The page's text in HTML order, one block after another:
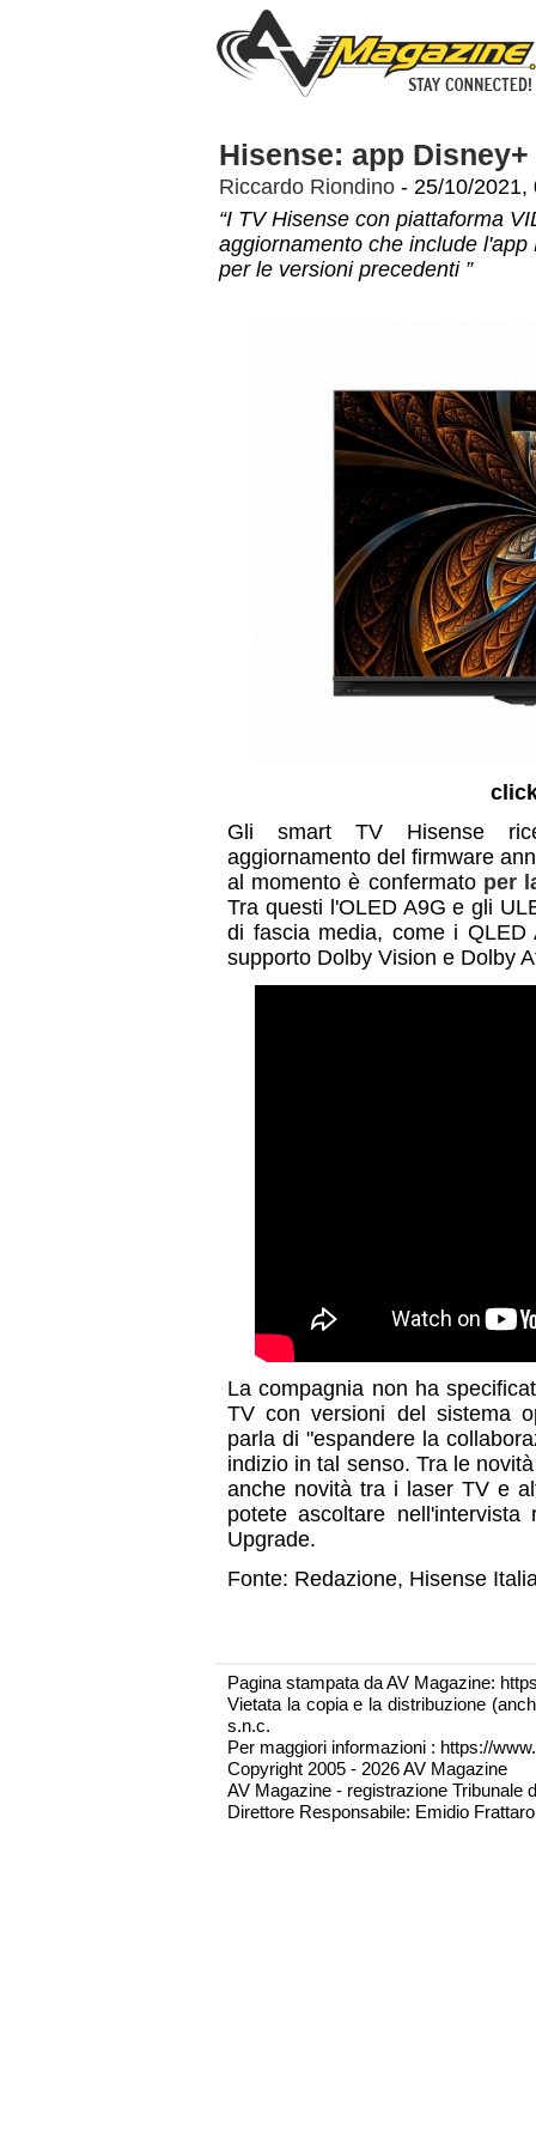
Hisense: app
Riccardo Riondino - 25/10/2021,
“I TV Hisense con piattaforma
aggiornamento che include
per le versioni precedenti ”
Gli smart TV Hisense
aggiornamento del firmware
al momento è confermato per
Tra questi l'OLED A9G e gli
di fascia media, come i QLED
supporto Dolby Vision e Dolby
La compagnia non ha
TV con versioni del sistema
parla di "espandere la
indizio in tal senso. Tra le
anche novità tra i laser TV e
potete ascoltare
Upgrade.
Fonte: Redazione, Hisense
Pagina stampata da AV Magazine:
Vietata la copia e la distribuzione
s.n.c.
Per maggiori informazioni : https://
Copyright 2005 - 2026 AV Magazine
AV Magazine - registrazione Tribunale
Direttore Responsabile: Emidio